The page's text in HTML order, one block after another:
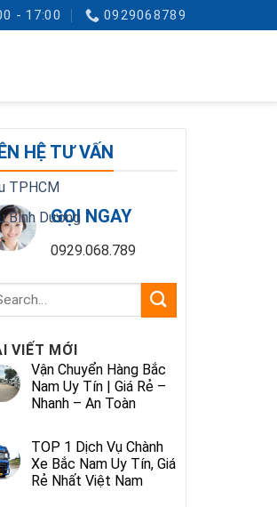
- 17:00 0929068789
TPHCM
Bình Dương
HỆ TƯ VẤN
GỌI NGAY
0929.068.789
VIẾT MỚI
Vận Chuyển Hàng Bắc
Nam Uy Tín | Giá Rẻ –
Nhanh – An Toàn
TOP 1 Dịch Vụ Chành
Xe Bắc Nam Uy Tín, Giá
Rẻ Nhất Việt Nam